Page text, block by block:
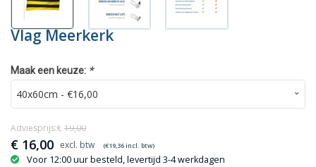
Vlag Meerkerk
Maak een keuze: *
€ 16,00 (€19,36incl. btw)
Adviesprijs:€ 19,00
Voor 12:00 uur besteld, levertijd 3-4 werkdagen